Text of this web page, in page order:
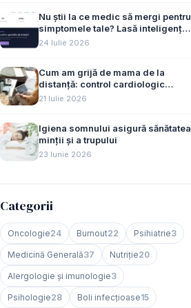
Nu știi la ce medic să mergi pentru
simptomele tale? Lasă inteligența
artificială să te ghideze
24 Iulie 2026
Cum am grijă de mama de la
distanță: control cardiologic
online, fără drumuri de 45 km
21 Iulie 2026
Igiena somnului asigură sănătatea
minții și a trupului
23 Iunie 2026
Categorii
Oncologie24 Burnout22 Psihiatrie3
Medicină Generală37 Nutriție20
Alergologie și imunologie3
Psihologie28 Boli infecțioase15